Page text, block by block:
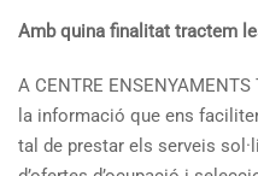
Amb quina finalitat tractem
A CENTRE
la informació que ens
tal de prestar els serveis